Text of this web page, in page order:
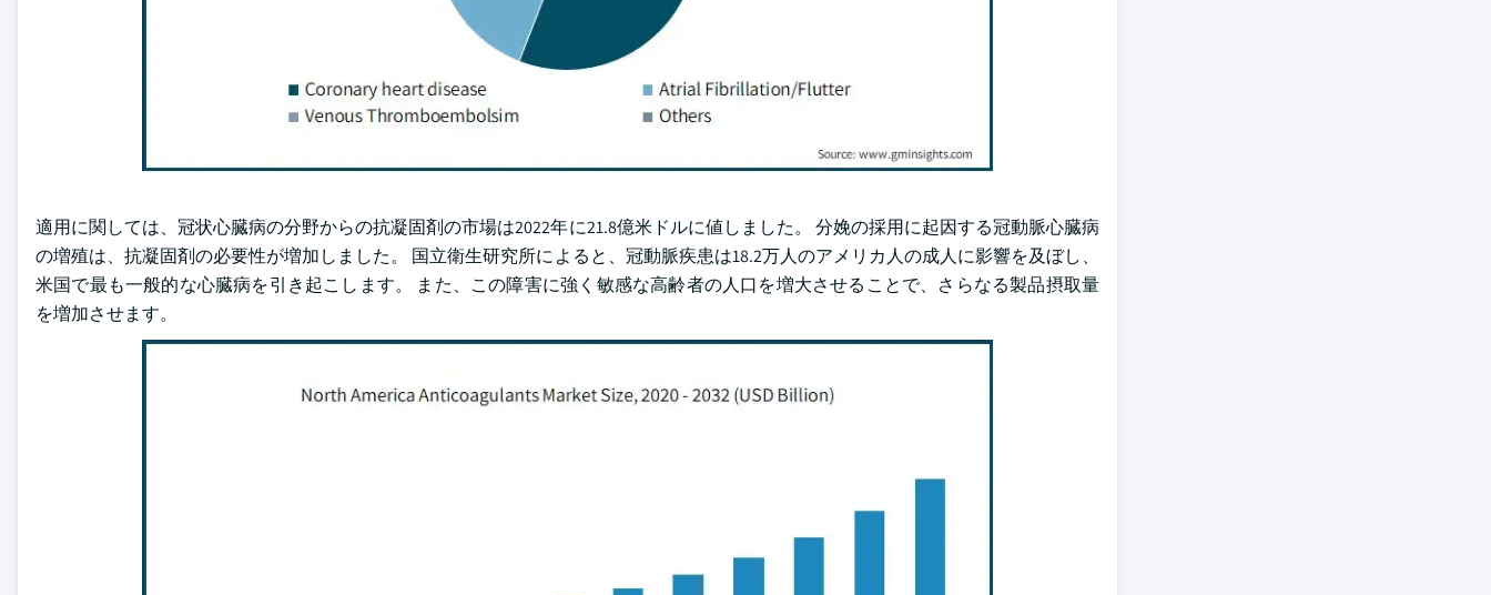
適用に関しては、冠状心臓病の分野からの抗凝固剤の市場は2022年に21.8億米ドルに値しました。 分娩の採用に起因する冠動脈心臓病
の増殖は、抗凝固剤の必要性が増加しました。 国立衛生研究所によると、冠動脈疾患は18.2万人のアメリカ人の成人に影響を及ぼし、
米国で最も一般的な心臓病を引き起こします。 また、この障害に強く敏感な高齢者の人口を増大させることで、さらなる製品摂取量
を増加させます。